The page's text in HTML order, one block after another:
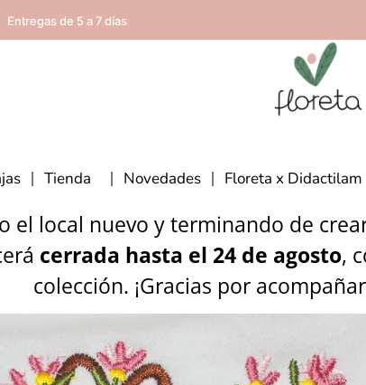
Entregas de 5 a 7 días
Tienda Novedades Floreta x Didactilam
el local nuevo y terminando de
cerrada hasta el 24 de agosto,
colección. ¡Gracias por